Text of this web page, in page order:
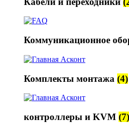
Коммуникационное
Комплекты монтажа (4)
контроллеры и KVM (7)